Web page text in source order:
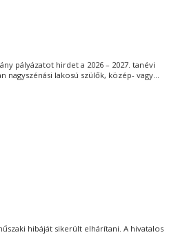
pályázatot hirdet a 2026 – 2027. tanévi
lakosú szülők, közép- vagy...
hibáját sikerült elhárítani. A hivatalos